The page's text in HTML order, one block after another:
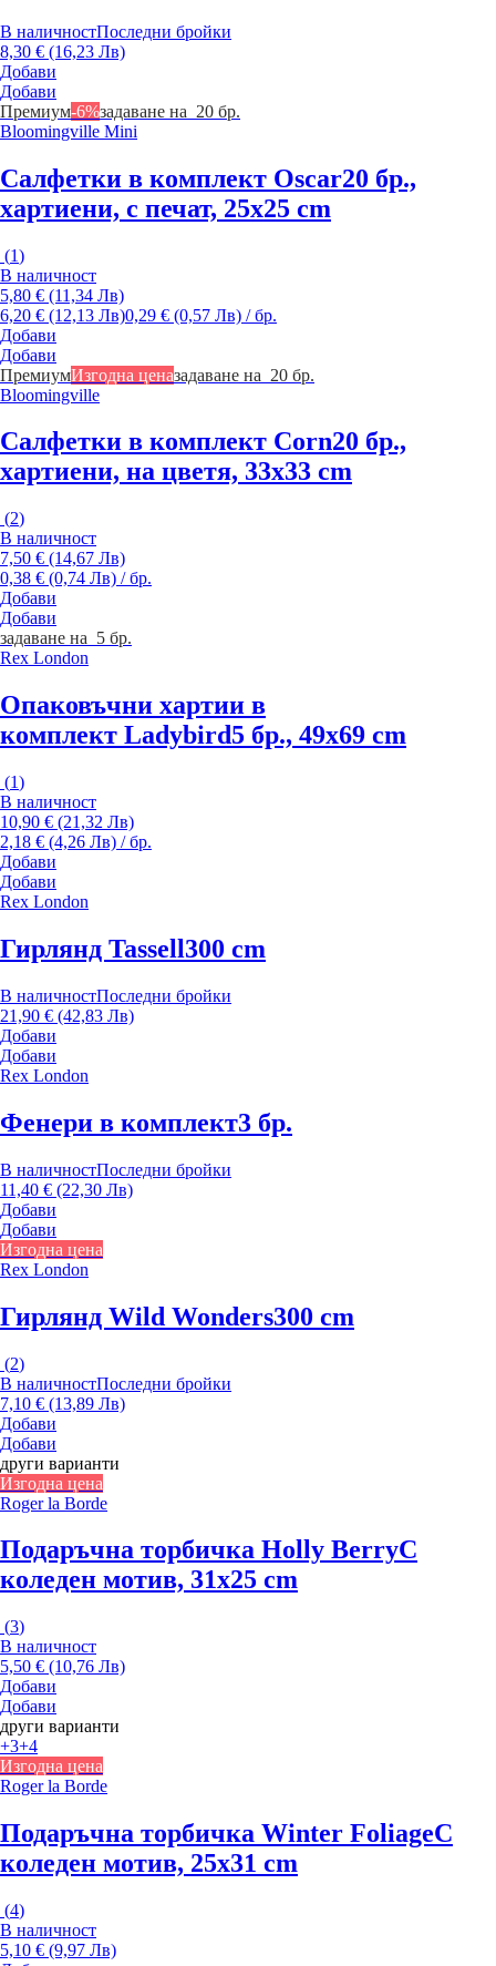
В наличностПоследни бройки
8,30 € (16,23 Лв)
Добави
Добави
Премиум-6%задаване на 20 бр.
Bloomingville Mini
Салфетки в комплект Oscar20 бр.,
хартиени, с печат, 25x25 cm
(1)
В наличност
5,80 € (11,34 Лв)
6,20 € (12,13 Лв)0,29 € (0,57 Лв) / бр.
Добави
Добави
ПремиумИзгодна ценазадаване на 20 бр.
Bloomingville
Салфетки в комплект Corn20 бр.,
хартиени, на цветя, 33x33 cm
(2)
В наличност
7,50 € (14,67 Лв)
0,38 € (0,74 Лв) / бр.
Добави
Добави
задаване на 5 бр.
Rex London
Опаковъчни хартии в
комплект Ladybird5 бр., 49x69 cm
(1)
В наличност
10,90 € (21,32 Лв)
2,18 € (4,26 Лв) / бр.
Добави
Добави
Rex London
Гирлянд Tassell300 cm
В наличностПоследни бройки
21,90 € (42,83 Лв)
Добави
Добави
Rex London
Фенери в комплект3 бр.
В наличностПоследни бройки
11,40 € (22,30 Лв)
Добави
Добави
Изгодна цена
Rex London
Гирлянд Wild Wonders300 cm
(2)
В наличностПоследни бройки
7,10 € (13,89 Лв)
Добави
Добави
други варианти
Изгодна цена
Roger la Borde
Подаръчна торбичка Holly BerryС
коледен мотив, 31x25 cm
(3)
В наличност
5,50 € (10,76 Лв)
Добави
Добави
други варианти
+3+4
Изгодна цена
Roger la Borde
Подаръчна торбичка Winter FoliageС
коледен мотив, 25x31 cm
(4)
В наличност
5,10 € (9,97 Лв)